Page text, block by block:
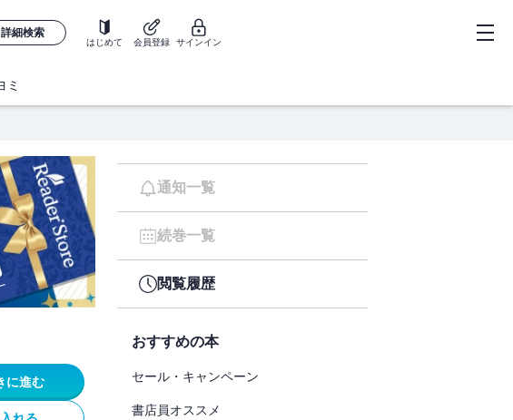
詳細検索
はじめて 会員登録 サインイン
ミ
に進む
通知一覧
続巻一覧
閲覧履歴
おすすめの本
セール・キャンペーン
書店員オススメ